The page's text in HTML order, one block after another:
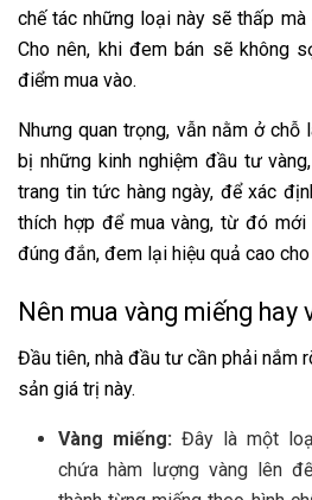
chế tác những loại này sẽ thấp
Cho nên, khi đem bán sẽ không
điểm mua vào.
Nhưng quan trọng, vẫn nằm ở chỗ
bị những kinh nghiệm đầu tư
trang tin tức hàng ngày, để xác
thích hợp để mua vàng, từ đó
đúng đắn, đem lại hiệu quả cao
Nên mua vàng miếng hay
Đầu tiên, nhà đầu tư cần phải nắm
sản giá trị này.
Vàng miếng: Đây là một
chứa hàm lượng vàng lên